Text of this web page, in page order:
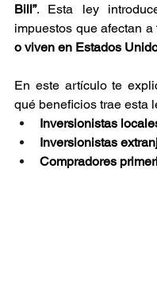
Bill”. Esta ley
impuestos que afectan a
o viven en Estados
En este artículo te
qué beneficios trae esta
Inversionistas
Inversionistas
Compradores